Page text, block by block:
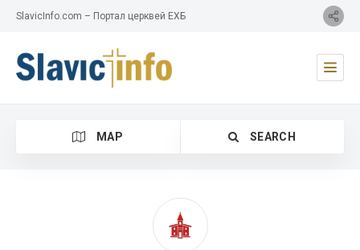
SlavicInfo.com – Портал церквей ЕХБ
MAP SEARCH